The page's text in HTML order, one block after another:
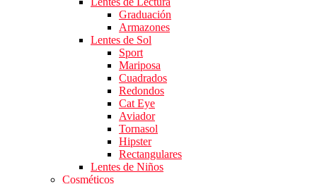
Graduación
Armazones
Lentes de Sol
Sport
Mariposa
Cuadrados
Redondos
Cat Eye
Aviador
Tornasol
Hipster
Rectangulares
Lentes de Niños
Cosméticos